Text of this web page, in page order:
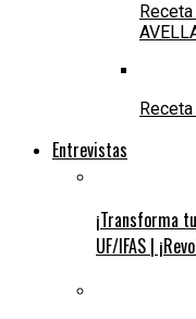
Entrevistas
¡Transforma
UF/IFAS |